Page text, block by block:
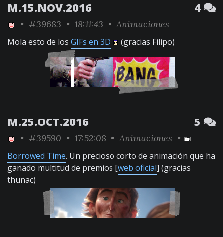
M.15.NOV.2016 4
• #39683 • 18:11:43 • Animaciones
Mola esto de los GIFs en 3D (gracias Filipo)
M.25.OCT.2016 5
• #39590 • 17:52:08 • Animaciones •
Borrowed Time. Un precioso corto de animación que ha
ganado multitud de premios [web oficial] (gracias
thunac)